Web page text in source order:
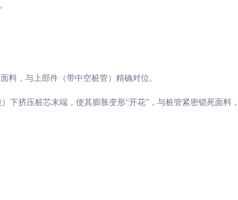
料，与上部件（带中空桩管）精确对位。
下挤压桩芯末端，使其膨胀变形“开花”，与桩管紧密锁死面料，